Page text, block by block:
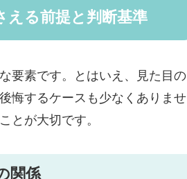
える前提と判断基準
要素です。とはいえ、見た目の
悔するケースも少なくありませ
とが大切です。
関係